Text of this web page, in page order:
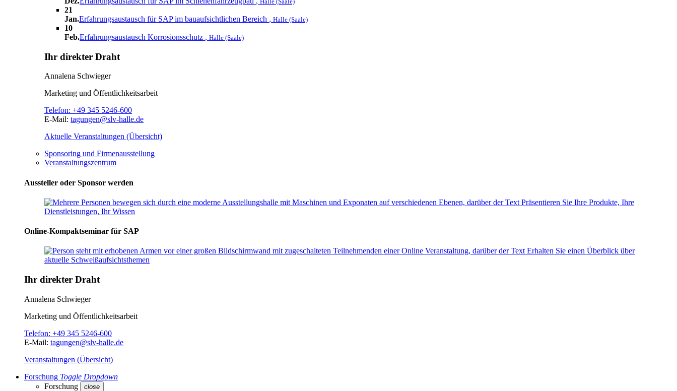
21
Jan.Erfahrungsaustausch für SAP im bauaufsichtlichen Bereich , Halle (Saale)
10
Feb.Erfahrungsaustausch Korrosionsschutz , Halle (Saale)
Ihr direkter Draht
Annalena Schwieger
Marketing und Öffentlichkeitsarbeit
Telefon: +49 345 5246-600
E-Mail: tagungen@slv-halle.de
Aktuelle Veranstaltungen (Übersicht)
Sponsoring und Firmenausstellung
Veranstaltungszentrum
Aussteller oder Sponsor werden
Online-Kompaktseminar für SAP
Ihr direkter Draht
Annalena Schwieger
Marketing und Öffentlichkeitsarbeit
Telefon: +49 345 5246-600
E-Mail: tagungen@slv-halle.de
Veranstaltungen (Übersicht)
Forschung Toggle Dropdown
Forschung
close